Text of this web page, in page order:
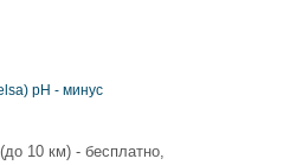
pH - минус
10 км) - бесплатно,